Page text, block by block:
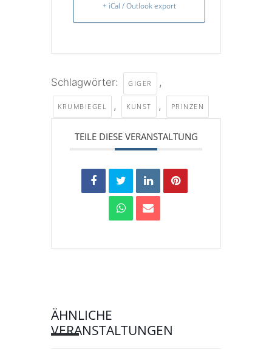
+ iCal / Outlook export
Schlagwörter: GIGER ,
KRUMBIEGEL , KUNST , PRINZEN
TEILE DIESE VERANSTALTUNG
ÄHNLICHE
VERANSTALTUNGEN